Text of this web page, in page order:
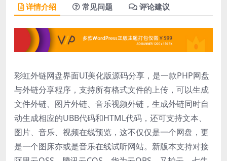
详情介绍 常见问题 评论建议
彩虹外链网盘界面UI美化版源码分享，是一款PHP网盘
与外链分享程序，支持所有格式文件的上传，可以生成
文件外链、图片外链、音乐视频外链，生成外链同时自
动生成相应的UBB代码和HTML代码，还可支持文本、
图片、音乐、视频在线预览，这不仅仅是一个网盘，更
是一个图床亦或是音乐在线试听网站。新版本支持对接